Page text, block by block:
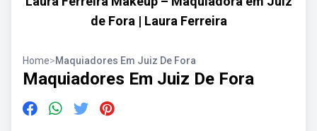
de Fora | Laura Ferreira
Home>Maquiadores Em Juiz De Fora
Maquiadores Em Juiz De Fora